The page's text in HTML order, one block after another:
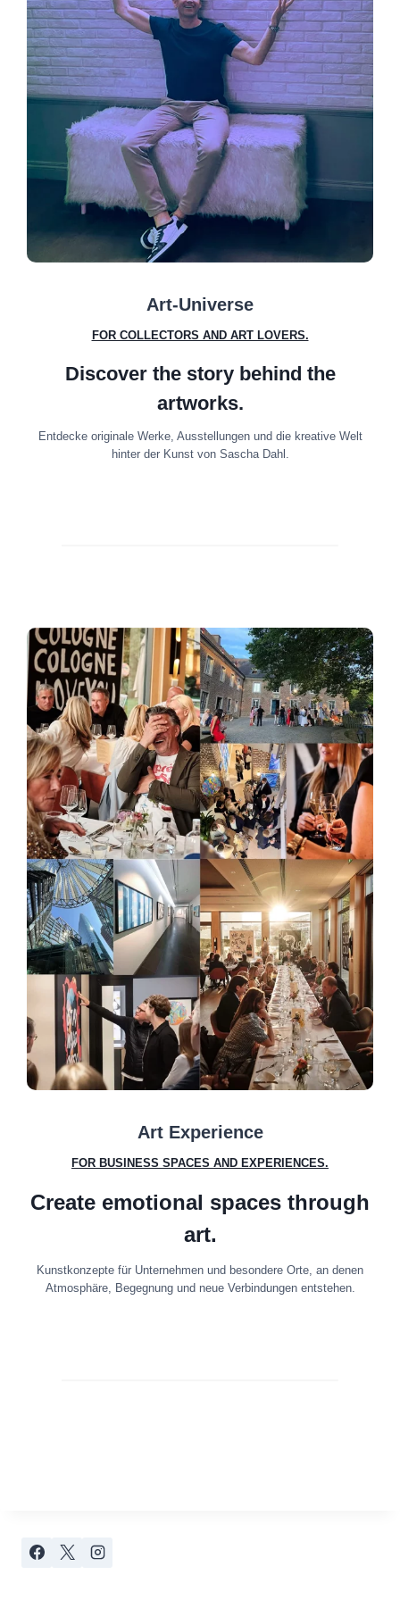
Art-Universe
FOR COLLECTORS AND ART LOVERS.
Discover the story behind the
artworks.
Entdecke originale Werke, Ausstellungen und die kreative Welt
hinter der Kunst von Sascha Dahl.
Art Experience
FOR BUSINESS SPACES AND EXPERIENCES.
Create emotional spaces through
art.
Kunstkonzepte für Unternehmen und besondere Orte, an denen
Atmosphäre, Begegnung und neue Verbindungen entstehen.